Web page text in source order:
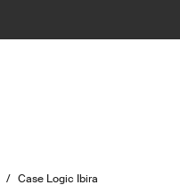
/ Case Logic Ibira